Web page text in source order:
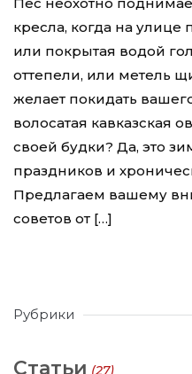
кресла, когда на
или покрытая водой
оттепели, или метель
желает покидать
волосатая кавказская
своей будки? Да, это
праздников и
Предлагаем вашему
советов от […]
Рубрики
Статьи (27)